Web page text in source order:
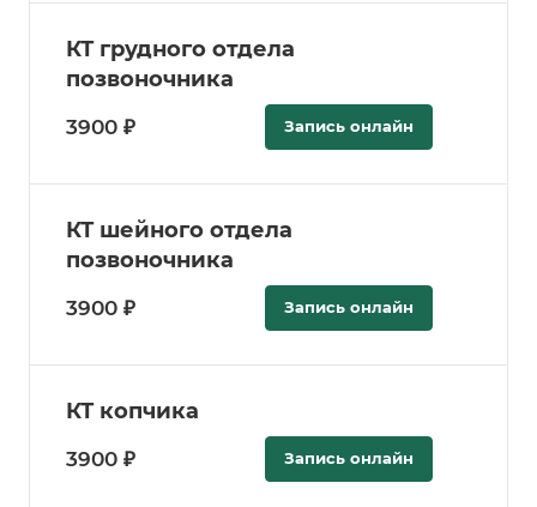
КТ грудного отдела
позвоночника
3900 ₽ Запись онлайн
КТ шейного отдела
позвоночника
3900 ₽ Запись онлайн
КТ копчика
3900 ₽ Запись онлайн